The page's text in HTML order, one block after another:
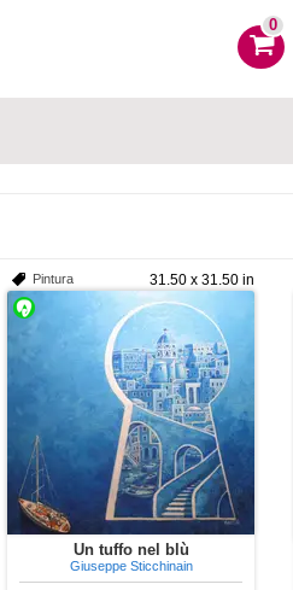
0
31.50 x 31.50 in
Pintura
Un tuffo nel blù
Giuseppe Sticchinain